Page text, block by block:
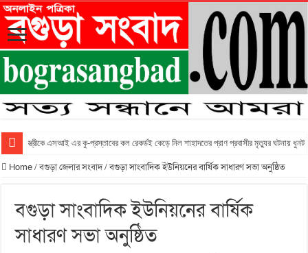
স্ত্রীকে এসআই এর কু-প্রস্তাবের কল রেকর্ডই কেড়ে নিল শাহাদতের প্রাণ প্রবাসীর মৃত্যুর ঘটনায় ধুনট
Home/বগুড়া জেলার সংবাদ/বগুড়া সাংবাদিক ইউনিয়নের বার্ষিক সাধারণ সভা অনুষ্ঠিত
বগুড়া সাংবাদিক ইউনিয়নের বার্ষিক
সাধারণ সভা অনুষ্ঠিত